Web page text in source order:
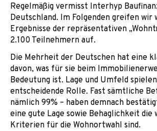
Regelmäßig vermisst Interhyp
Deutschland. Im Folgenden greifen wir
Ergebnisse der repräsentativen
2.100 Teilnehmern auf.
Die Mehrheit der Deutschen hat eine
davon, was für sie beim
Bedeutung ist. Lage und Umfeld
entscheidende Rolle. Fast sämtliche
nämlich 99% – haben demnach
eine gute Lage sowie Behaglichkeit die
Kriterien für die Wohnortwahl sind.